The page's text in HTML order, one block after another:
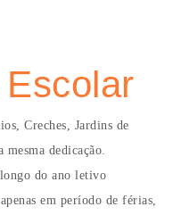
Creches, Jardins de
mesma dedicação.
do ano letivo
em período de férias,